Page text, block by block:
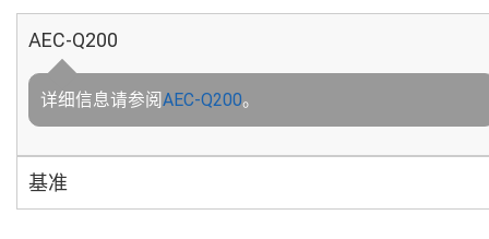
AEC-Q200
详细信息请参阅AEC-Q200。
基准